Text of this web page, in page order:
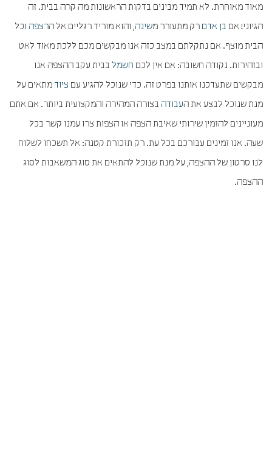
מאוד מאוחרת. לא תמיד מבינים בדקות הראשונות מה קרה בבית. זה
הגיוני! אם בן אדם רק מתעורר משינה, והוא מוריד רגליים אל הרצפה וכל
הבית מוצף. אם נתקלתם במצב כזה אנו מבקשים מכם ללכת מאוד לאט
ובזהירות. נקודה חשובה: אם אין לכם חשמל בבית עקב ההצפה אנו
מבקשים שתעדכנו אותנו בפרט זה. כדי שנוכל להגיע עם ציוד מתאים על
מנת שנוכל לבצע את העבודה בצורה המהירה והמקצועית ביותר. אם אתם
מעוניינים להזמין שירותי שאיבת הצפה או הצפות צרו עמנו קשר בכל
שעה. אנו זמינים עבורכם בכל עת. רק תזכורת קטנה: אל תשכחו לשלוח
לנו סרטון של ההצפה, על מנת שנוכל להתאים את סוג המשאבות לסוג
ההצפה.